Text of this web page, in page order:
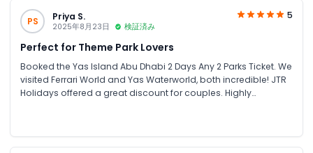
PS Priya S.
2025年8月23日 検証済み
5
Perfect for Theme Park Lovers
Booked the Yas Island Abu Dhabi 2 Days Any 2 Parks Ticket. We
visited Ferrari World and Yas Waterworld, both incredible! JTR
Holidays offered a great discount for couples. Highly